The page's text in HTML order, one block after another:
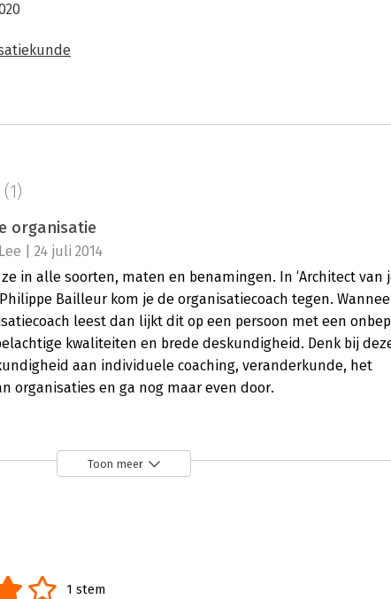
(1)
organisatie
| 24 juli 2014
in alle soorten, maten en benamingen. In ‘Architect van
Bailleur kom je de organisatiecoach tegen.
leest dan lijkt dit op een persoon met een
kwaliteiten en brede deskundigheid. Denk bij
aan individuele coaching, veranderkunde, het
organisaties en ga nog maar even door.
Toon meer
1 stem